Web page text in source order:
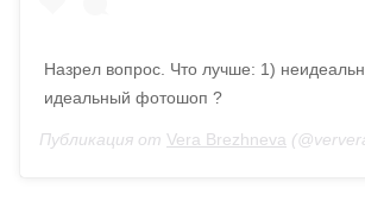
Назрел вопрос. Что лучше: 1)
идеальный фотошоп ?
Публикация от Vera Brezhneva (@ververa)